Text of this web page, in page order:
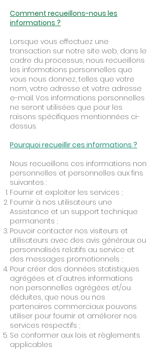
Comment recueillons-nous les
informations ?
Lorsque vous effectuez une
transaction sur notre site web, dans le
cadre du processus, nous recueillons
les informations personnelles que
vous nous donnez, telles que votre
nom, votre adresse et votre adresse
e-mail. Vos informations personnelles
ne seront utilisées que pour les
raisons spécifiques mentionnées ci-
dessus.
Pourquoi recueillir ces informations ?
Nous recueillons ces informations non
personnelles et personnelles aux fins
suivantes :
Fournir et exploiter les services ;
Fournir à nos utilisateurs une
Assistance et un support technique
permanents ;
Pouvoir contacter nos visiteurs et
utilisateurs avec des avis généraux ou
personnalisés relatifs au service et
des messages promotionnels ;
Pour créer des données statistiques
agrégées et d'autres informations
non personnelles agrégées et/ou
déduites, que nous ou nos
partenaires commerciaux pouvons
utiliser pour fournir et améliorer nos
services respectifs ;
Se conformer aux lois et règlements
applicables